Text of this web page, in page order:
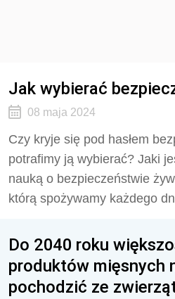
Jak wybierać
08 maja 2024
Czy kryje się pod hasłem
potrafimy ją wybierać? Jaki
nauką o bezpieczeństwie
którą spożywamy każdego
Do 2040 roku
produktów mięsnych
pochodzić ze